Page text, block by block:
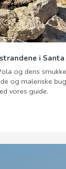
i Santa
og dens
og maleriske
vores guide.